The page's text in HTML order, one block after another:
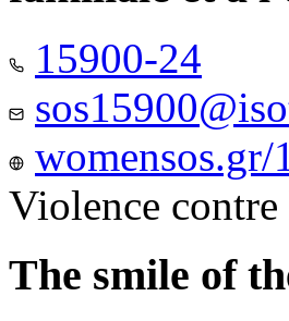
15900-24
Violence contre
The smile of